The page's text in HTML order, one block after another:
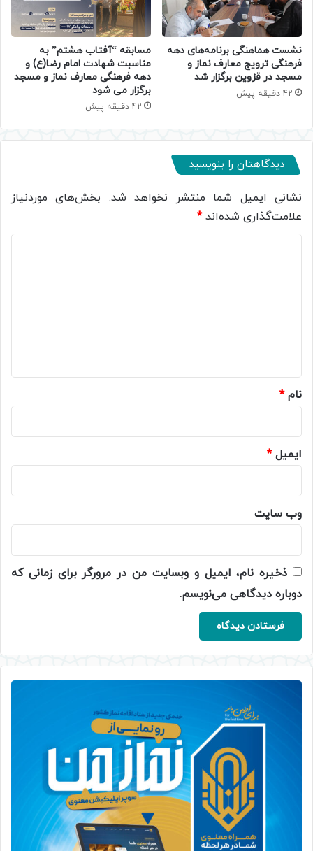
نشست هماهنگی برنامه‌های دهه
فرهنگی ترویج معارف نماز و
مسجد در قزوین برگزار شد
42 دقیقه پیش
مسابقه “آفتاب هشتم” به
مناسبت شهادت امام رضا(ع) و
دهه فرهنگی معارف نماز و مسجد
برگزار می شود
42 دقیقه پیش
دیدگاهتان را بنویسید
نشانی ایمیل شما منتشر نخواهد شد. بخش‌های موردنیاز
علامت‌گذاری شده‌اند*
نام*
ایمیل*
وب‌ سایت
ذخیره نام، ایمیل و وبسایت من در مرورگر برای زمانی که
دوباره دیدگاهی می‌نویسم.